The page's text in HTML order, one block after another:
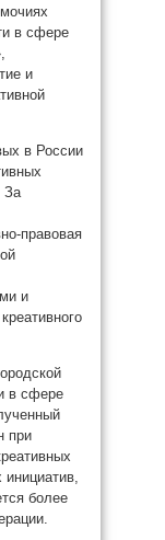
в сфере
и
в России
За
правовая
и
в сфере
при
инициатив,
более